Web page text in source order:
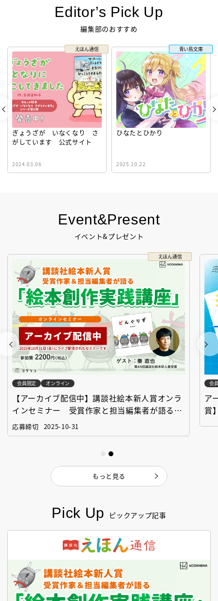
Pick Up ピックアップ記事
Event&Present
イベント&プレゼント
コクリコ
会員限定 オンライン
アーカイブ配信中【第67回講談社児童文学新人
賞】受賞作家と前選考委員に聞く「児童文学創
作セミナー」
会
【
イ
応
もっと見る
Editor’s Pick Up
編集部のおすすめ
ひなたとひかり
2025.10.22
青い鳥文庫
【動く図鑑MOVE】DVDで生
2022.11.14
コクリコ